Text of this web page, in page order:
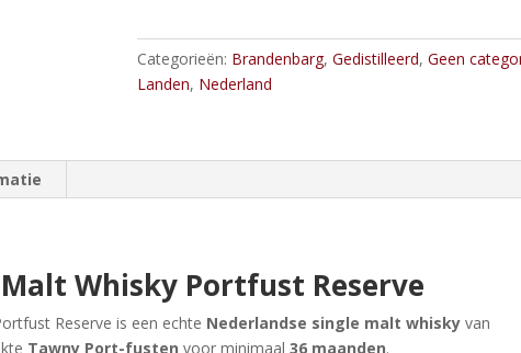
Reserve
Categorieën: Brandenbarg,Gedistilleerd,Geen
Landen, Nederland
Whisky Portfust Reserve
Reserve is een echte Nederlandse single malt whisky van
Tawny Port-fusten voor minimaal36 maanden.